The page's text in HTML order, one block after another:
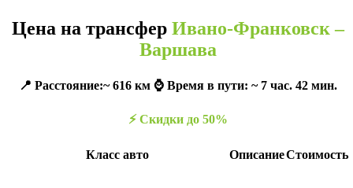
Цена на трансфер Ивано-Франковск –
Варшава
📍 Расстояние:~ 616 км ⌚️ Время в пути: ~ 7 час. 42 мин.
⚡️ Скидки до 50%
Класс авто ОписаниеСтоимость